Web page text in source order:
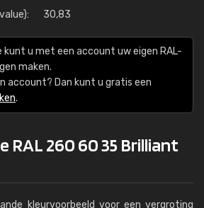
30,83
kunt u met een account uw eigen RAL-
maken.
account? Dan kunt u gratis een
.
RAL 260 60 35 Brilliant
kleurvoorbeeld voor een vergroting